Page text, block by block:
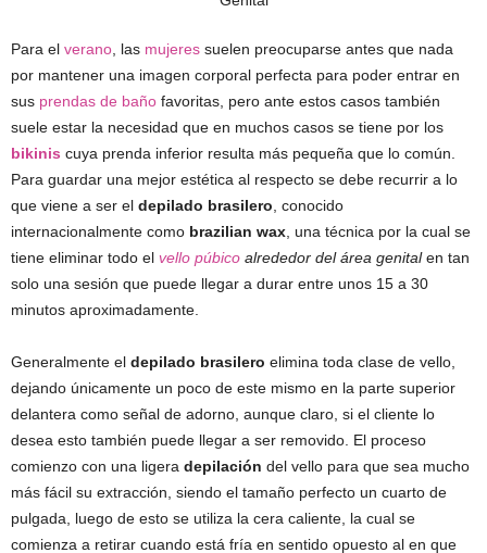
Para el verano , las mujeres suelen preocuparse antes que nada
por mantener una imagen corporal perfecta para poder entrar en
sus prendas de baño favoritas, pero ante estos casos también
suele estar la necesidad que en muchos casos se tiene por los
bikinis cuya prenda inferior resulta más pequeña que lo común.
Para guardar una mejor estética al respecto se debe recurrir a lo
que viene a ser el depilado brasilero , conocido
internacionalmente como brazilian wax , una técnica por la cual se
tiene eliminar todo el vello púbico alrededor del área genitalen tan
solo una sesión que puede llegar a durar entre unos 15 a 30
minutos aproximadamente.
Generalmente el depilado brasilero elimina toda clase de vello,
dejando únicamente un poco de este mismo en la parte superior
delantera como señal de adorno, aunque claro, si el cliente lo
desea esto también puede llegar a ser removido. El proceso
comienzo con una ligera depilación del vello para que sea mucho
más fácil su extracción, siendo el tamaño perfecto un cuarto de
pulgada, luego de esto se utiliza la cera caliente, la cual se
comienza a retirar cuando está fría en sentido opuesto al en que